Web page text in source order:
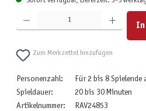
Produkt Anzahl: Gib den gewünschten Wert ein oder
In
Zum Merkzettel hinzufügen
Personenzahl:
Für 2 bis 8 Spielende
Spieldauer:
20 bis 30 Minuten
Artikelnummer:
RAV24853